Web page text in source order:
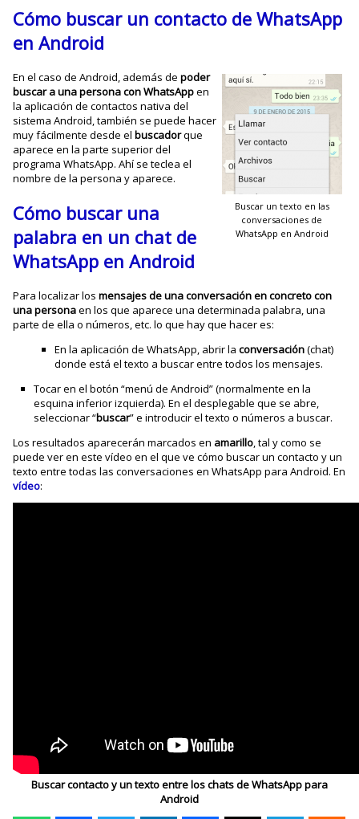
Cómo buscar un contacto de WhatsApp
en Android
Buscar un texto en las
conversaciones de
WhatsApp en Android
En el caso de Android, además depoder
buscar a una persona con WhatsAppen
la aplicación de contactos nativa del
sistema Android, también se puede hacer
muy fácilmente desde elbuscadorque
aparece en la parte superior del
programa WhatsApp. Ahí se teclea el
nombre de la persona y aparece.
Cómo buscar una
palabra en un chat de
WhatsApp en Android
Para localizar losmensajes de una conversación en concreto con
una personaen los que aparece una determinada palabra, una
parte de ella o números, etc. lo que hay que hacer es:
En la aplicación de WhatsApp, abrir laconversación(chat)
donde está el texto a buscar entre todos los mensajes.
Tocar en el botón “menú de Android” (normalmente en la
esquina inferior izquierda). En el desplegable que se abre,
seleccionar “buscar” e introducir el texto o números a buscar.
Los resultados aparecerán marcados en amarillo, tal y como se
puede ver en este vídeo en el que ve cómo buscar un contacto y un
texto entre todas las conversaciones en WhatsApp para Android. En
vídeo:
Buscar contacto y un texto entre los chats de WhatsApp para
Android